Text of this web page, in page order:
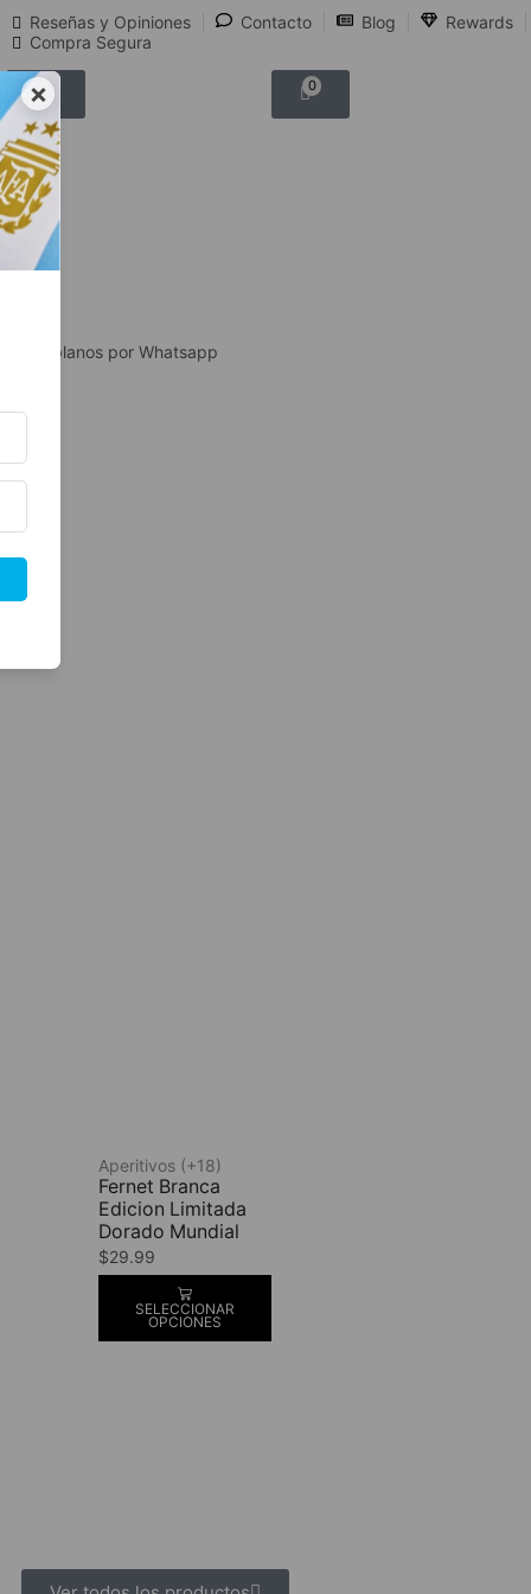
×
Reseñas y Opiniones Contacto Blog
Rewards
Compra Segura
0 0
Hablanos por Whatsapp
Aperitivos (+18)
Fernet Branca
Edicion Limitada
Dorado Mundial
$29.99
SELECCIONAR
OPCIONES